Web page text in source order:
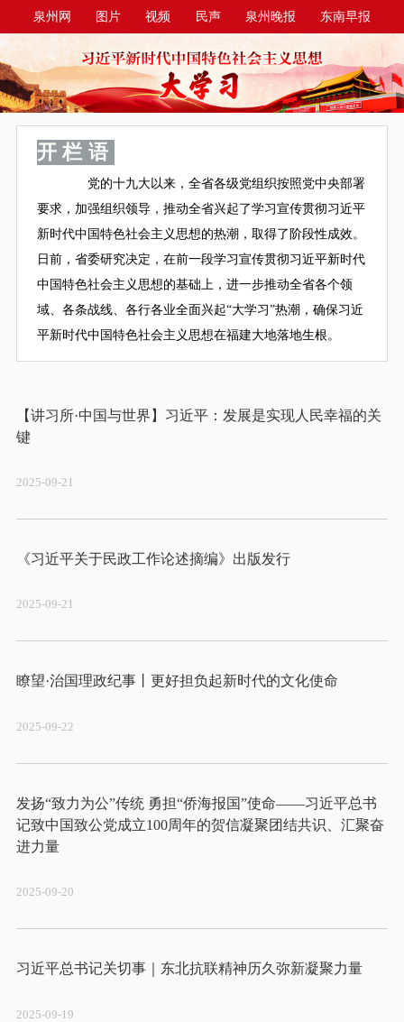
泉州网 图片 视频 民声 泉州晚报 东南早报
泉州商报 今日台商投资区
开栏语
党的十九大以来，全省各级党组织按照党中央部署
要求，加强组织领导，推动全省兴起了学习宣传贯彻习近平
新时代中国特色社会主义思想的热潮，取得了阶段性成效。
日前，省委研究决定，在前一段学习宣传贯彻习近平新时代
中国特色社会主义思想的基础上，进一步推动全省各个领
域、各条战线、各行各业全面兴起“大学习”热潮，确保习近
平新时代中国特色社会主义思想在福建大地落地生根。
【讲习所·中国与世界】习近平：发展是实现人民幸福的关
键
2025-09-21
《习近平关于民政工作论述摘编》出版发行
2025-09-21
2025-09-22
发扬“致力为公”传统 勇担“侨海报国”使命——习近平总书
记致中国致公党成立100周年的贺信凝聚团结共识、汇聚奋
进力量
2025-09-20
习近平总书记关切事｜东北抗联精神历久弥新凝聚力量
2025-09-19